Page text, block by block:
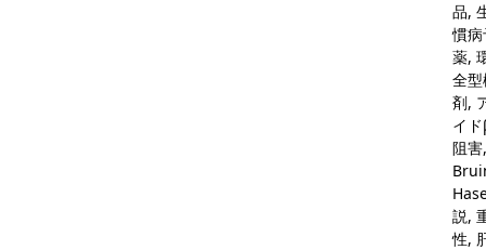
品,
慣
薬,
全
剤,
イ
阻害,
説,
性,